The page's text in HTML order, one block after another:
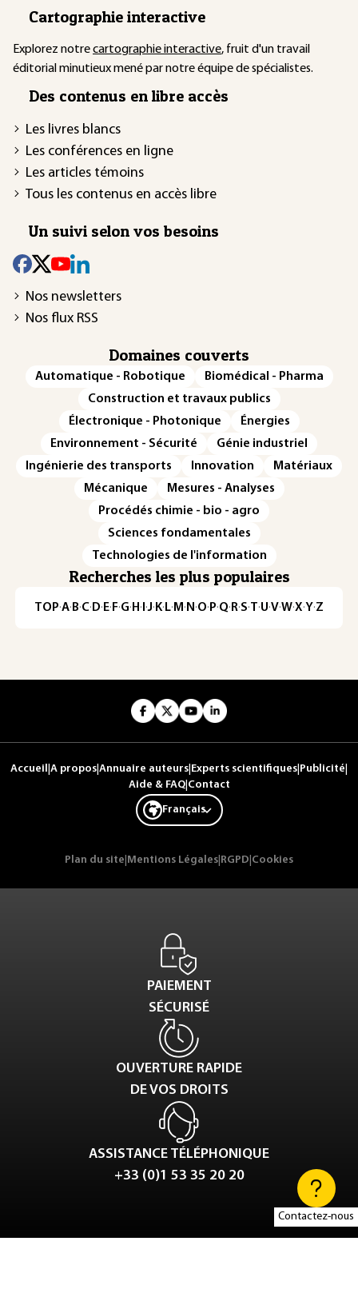
Contactez-nous
Cartographie interactive
Explorez notrecartographie interactive, fruit d'un travail
éditorial minutieux mené par notre équipe de spécialistes.
Des contenus en libre accès
Les livres blancs
Les conférences en ligne
Les articles témoins
Tous les contenus en accès libre
Un suivi selon vos besoins
Nos newsletters
Nos flux RSS
Domaines couverts
Automatique - Robotique
Biomédical - Pharma
Construction et travaux publics
Électronique - Photonique
Énergies
Environnement - Sécurité
Génie industriel
Ingénierie des transports
Innovation
Matériaux
Mécanique
Mesures - Analyses
Procédés chimie - bio - agro
Sciences fondamentales
Technologies de l'information
Recherches les plus populaires
TOP·A·B·C· D· E· F·G· H · ·J· K· L· M · N ·O· P·Q· R·S·T·U·V·W·X·Y·Z
Accueil A propos Annuaire auteurs Experts scientifiques Publicité
Aide & FAQ| Contact
Français
Plan du site Mentions Légales RGPD Cookies
PAIEMENT
SÉCURISÉ
OUVERTURE RAPIDE
DE VOS DROITS
ASSISTANCE TÉLÉPHONIQUE
+33 (0)1 53 35 20 20